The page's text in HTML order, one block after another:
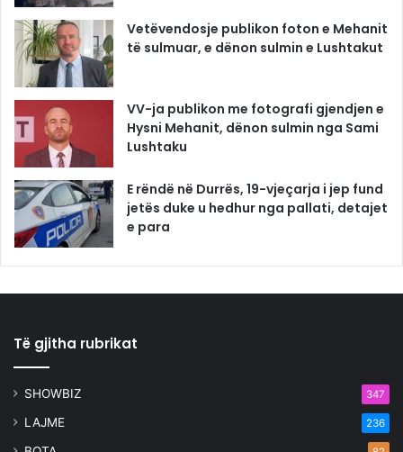
Vetëvendosje publikon foton e Mehanit
të sulmuar, e dënon sulmin e Lushtakut
VV-ja publikon me fotografi gjendjen e
Hysni Mehanit, dënon sulmin nga Sami
Lushtaku
E rëndë në Durrës, 19-vjeçarja i jep fund
jetës duke u hedhur nga pallati, detajet
e para
Të gjitha rubrikat
SHOWBIZ 347
LAJME 236